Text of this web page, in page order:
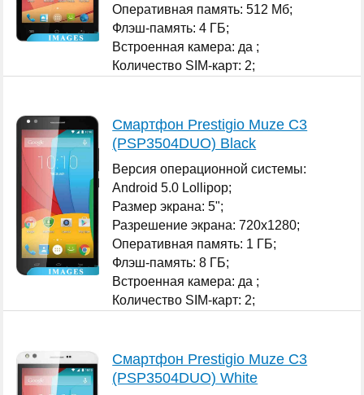
Оперативная память: 512 Мб;
Флэш-память: 4 ГБ;
Встроенная камера: да ;
Количество SIM-карт: 2;
Смартфон Prestigio Muze C3
(PSP3504DUO) Black
Версия операционной системы:
Android 5.0 Lollipop;
Размер экрана: 5";
Разрешение экрана: 720x1280;
Оперативная память: 1 ГБ;
Флэш-память: 8 ГБ;
Встроенная камера: да ;
Количество SIM-карт: 2;
Смартфон Prestigio Muze C3
(PSP3504DUO) White